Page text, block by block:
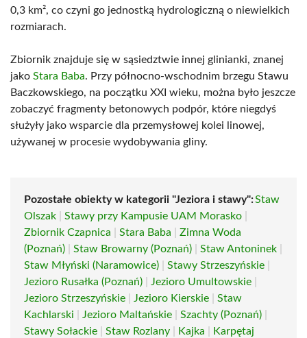
0,3 km², co czyni go jednostką hydrologiczną o niewielkich
rozmiarach.
Zbiornik znajduje się w sąsiedztwie innej glinianki, znanej
jako Stara Baba. Przy północno-wschodnim brzegu Stawu
Baczkowskiego, na początku XXI wieku, można było jeszcze
zobaczyć fragmenty betonowych podpór, które niegdyś
służyły jako wsparcie dla przemysłowej kolei linowej,
używanej w procesie wydobywania gliny.
Pozostałe obiekty w kategorii "Jeziora i stawy":Staw
Olszak
Stawy przy Kampusie UAM Morasko
Zbiornik Czapnica
Stara Baba
Zimna Woda
(Poznań)
Staw Browarny (Poznań) Staw Antoninek
Staw Młyński (Naramowice)
Stawy Strzeszyńskie
Jezioro Rusałka (Poznań)
Jezioro Umultowskie
Jezioro Strzeszyńskie
Jezioro Kierskie
Staw
Kachlarski
Jezioro Maltańskie Szachty (Poznań)
Stawy Sołackie
Staw Rozlany Kajka Karpętaj